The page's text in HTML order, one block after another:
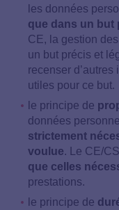
les données
que dans un but
CE, la gestion
un but précis et
recenser
utiles pour ce but.
le principe de
données
strictement
voulue. Le CE/
que celles
prestations.
le principe de